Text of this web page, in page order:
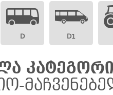
D D1